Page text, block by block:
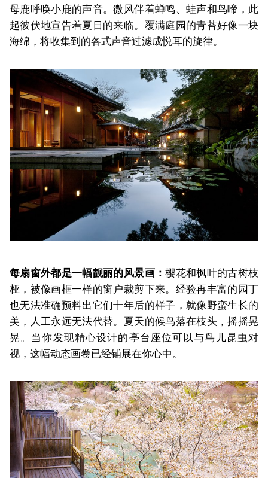
母鹿呼唤小鹿的声音。微风伴着蝉鸣、蛙声和鸟啼，此
起彼伏地宣告着夏日的来临。覆满庭园的青苔好像一块
海绵，将收集到的各式声音过滤成悦耳的旋律。
每扇窗外都是一幅靓丽的风景画：樱花和枫叶的古树枝
桠，被像画框一样的窗户裁剪下来。经验再丰富的园丁
也无法准确预料出它们十年后的样子，就像野蛮生长的
美，人工永远无法代替。夏天的候鸟落在枝头，摇摇晃
晃。当你发现精心设计的亭台座位可以与鸟儿昆虫对
视，这幅动态画卷已经铺展在你心中。